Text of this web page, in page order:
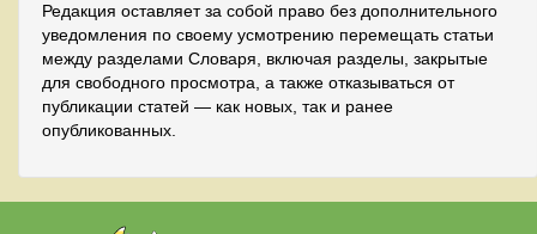
Редакция оставляет за собой право без дополнительного
уведомления по своему усмотрению перемещать статьи
между разделами Словаря, включая разделы, закрытые
для свободного просмотра, а также отказываться от
публикации статей — как новых, так и ранее
опубликованных.